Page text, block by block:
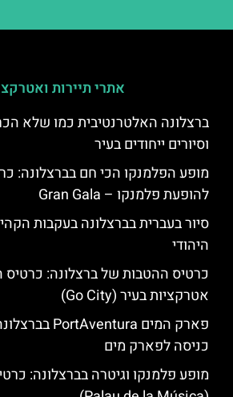
אתרי תיירות
ברצלונה האלטרנטיבית כמו שלא
וסיורים ייחודים בעיר
מופע הפלמנקו הכי חם בברצלונה:
להופעת פלמנקו – Gran Gala
סיור בעברית בברצלונה בעקבות
היהודי
כרטיס ההטבות של ברצלונה: כרטיס
אטרקציות בעיר (Go City)
כניסה לפארק מים
מופע פלמנקו וגיטרה בברצלונה: